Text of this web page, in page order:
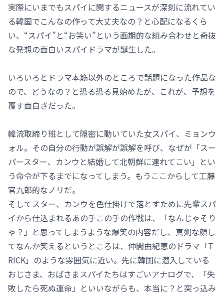
実際にいまでもスパイに関するニュースが深刻に流れてい
る韓国でこんなの作って大丈夫なの？と心配になるくら
い、“スパイ”と“お笑い”という画期的な組み合わせと奇抜
な発想の面白いスパイドラマが誕生した。
いろいろとドラマ本筋以外のところで話題になった作品な
ので、どうなの？と恐る恐る見始めたが、これが、予想を
覆す面白さだった。
韓流取締り班として隠密に動いていた女スパイ、ミョンウ
ォル。その自分の行動が誤解が誤解を呼び、なぜが「スー
パースター、カンウと結婚して北朝鮮に連れてこい」とい
う命令が下るまでになってしまう。もうここからして工藤
官九郎的なノリだ。
そしてスター、カンウを色仕掛けで落とすために先輩スパ
イから仕込まれるあの手この手の作戦は、「なんじゃそり
ゃ？」と思ってしまうような爆笑の内容だし、真剣な顔し
てなんか笑えるというところは、仲間由紀恵のドラマ「T
RICK」のような雰囲気に近い。先に韓国に潜入している
おじさま、おばさまスパイたちはすごいアナログで、「失
敗したら死ぬ運命」といいながらも、本当に？と突っ込み